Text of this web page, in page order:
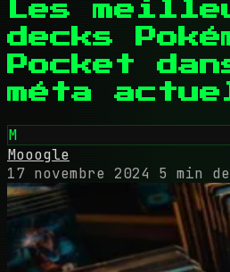
Les
decks
Pocket
méta
M
Mooogle
17 novembre 2024
5 min